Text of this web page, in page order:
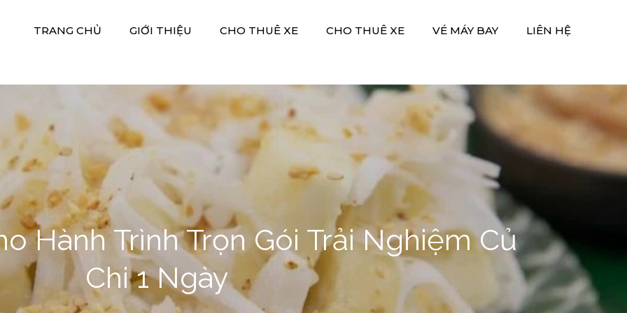
TRANG CHỦ GIỚI THIỆU CHO THUÊ XE CHO THUÊ XE VÉ MÁY BAY LIÊN HỆ
Hành Trình Trọn Gói Trải Nghiệm Củ
Chi 1 Ngày